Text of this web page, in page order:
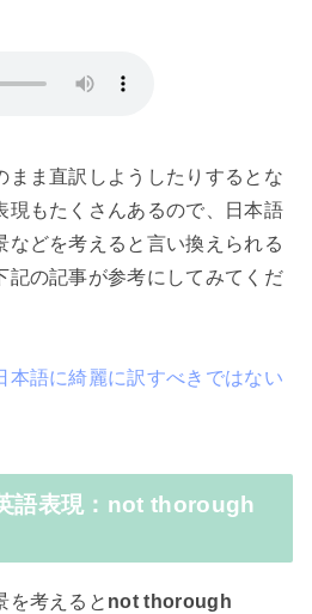
まま直訳しようしたりするとな
現もたくさんあるので、日本語
などを考えると言い換えられる
記の記事が参考にしてみてくだ
本語に綺麗に訳すべきではない
語表現：not thorough
を考えると not thorough